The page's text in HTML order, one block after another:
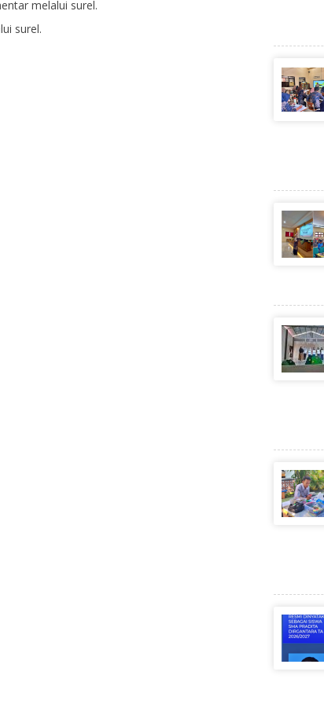
melalui surel.
surel.